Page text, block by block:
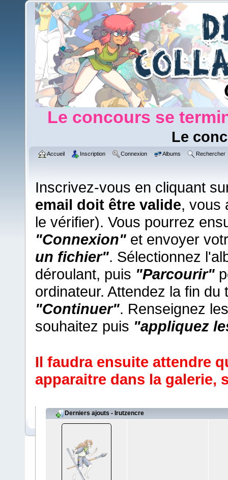
Le concours se
Le
Accueil Inscription Connexion Albums Rechercher
Inscrivez-vous en cliquant
email doit être valide, vous
le vérifier). Vous pourrez
"Connexion" et envoyer
un fichier". Sélectionnez
déroulant, puis "Parcourir"
ordinateur. Attendez la fin
"Continuer". Renseignez
souhaitez puis "appliquez
Il faudra ensuite attendre
apparaitre dans la galerie,
Derniers ajouts - Irutzencre